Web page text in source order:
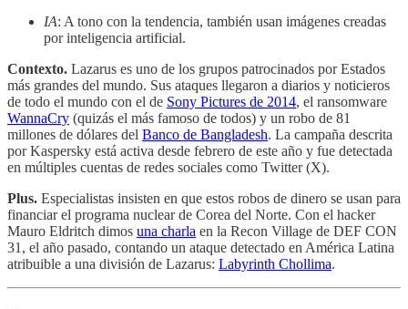
IA: A tono con la tendencia, también usan imágenes creadas
por inteligencia artificial.
Contexto. Lazarus es uno de los grupos patrocinados por Estados
más grandes del mundo. Sus ataques llegaron a diarios y noticieros
de todo el mundo con el de Sony Pictures de 2014, el ransomware
WannaCry (quizás el más famoso de todos) y un robo de 81
millones de dólares del Banco de Bangladesh. La campaña descrita
por Kaspersky está activa desde febrero de este año y fue detectada
en múltiples cuentas de redes sociales como Twitter (X).
Plus. Especialistas insisten en que estos robos de dinero se usan para
financiar el programa nuclear de Corea del Norte. Con el hacker
Mauro Eldritch dimos una charla en la Recon Village de DEF CON
31, el año pasado, contando un ataque detectado en América Latina
atribuible a una división de Lazarus: Labyrinth Chollima.